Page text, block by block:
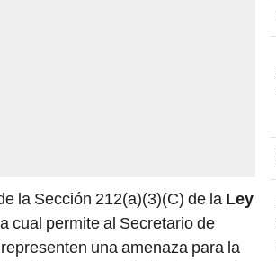
la Sección 212(a)(3)(C) de la Ley
cual permite al Secretario de
una amenaza para la